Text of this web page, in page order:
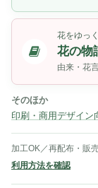
花をゆっ
花の物
由来・花
そのほか
印刷・商用デザイン
加工OK／再配布・販
利用方法を確認